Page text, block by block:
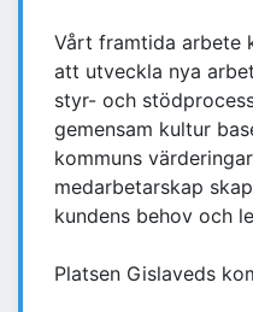
Vårt framtida arbete
att utveckla nya
styr- och
gemensam kultur
kommuns
medarbetarskap
kundens behov och
Platsen Gislaveds